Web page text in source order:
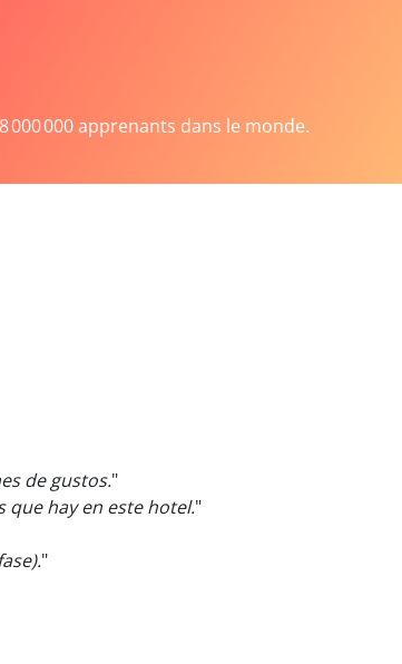
000 000 apprenants dans le monde.
de gustos."
hay en este hotel."
"